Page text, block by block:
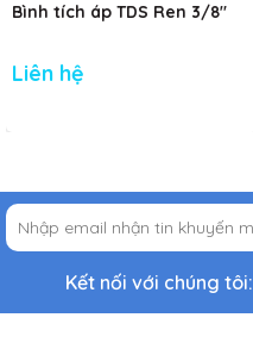
Bình tích áp TDS Ren 3/8"
Liên hệ
Kết nối với chúng tôi: